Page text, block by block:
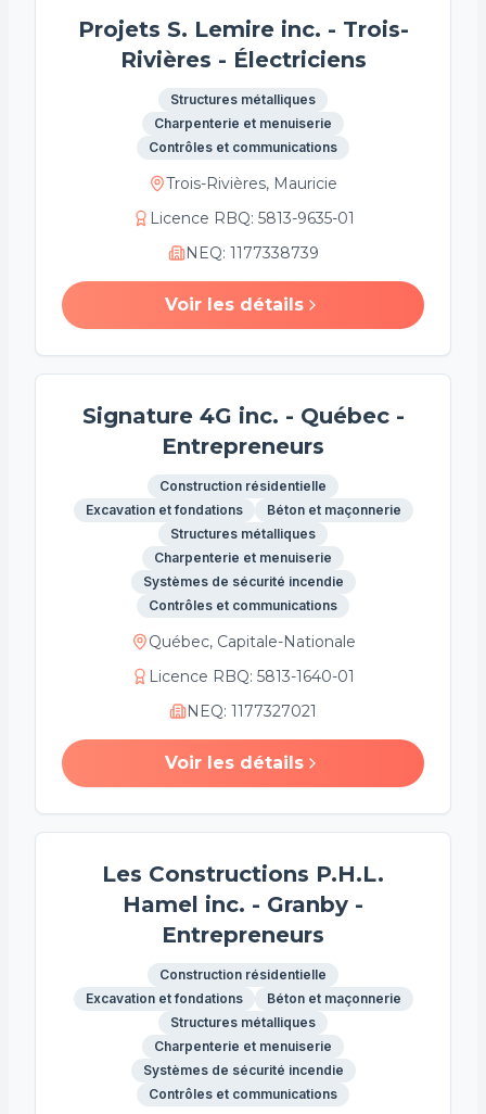
Projets S. Lemire inc. - Trois-
Rivières - Électriciens
Structures métalliques
Charpenterie et menuiserie
Contrôles et communications
Trois-Rivières, Mauricie
Licence RBQ: 5813-9635-01
NEQ: 1177338739
Voir les détails
Signature 4G inc. - Québec -
Entrepreneurs
Construction résidentielle
Excavation et fondations
Béton et maçonnerie
Structures métalliques
Charpenterie et menuiserie
Systèmes de sécurité incendie
Contrôles et communications
Québec, Capitale-Nationale
Licence RBQ: 5813-1640-01
NEQ: 1177327021
Voir les détails
Les Constructions P.H.L.
Hamel inc. - Granby -
Entrepreneurs
Construction résidentielle
Excavation et fondations
Béton et maçonnerie
Structures métalliques
Charpenterie et menuiserie
Systèmes de sécurité incendie
Contrôles et communications